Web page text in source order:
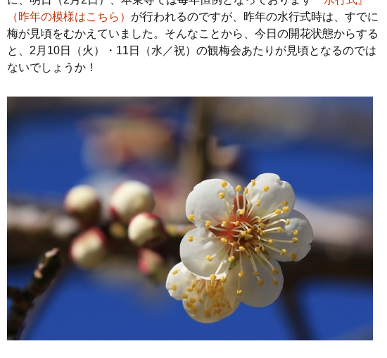
（昨年の模様はこちら） が行われるのですが、昨年の水行式時は、すでに
梅が見頃をむかえていました。そんなことから、今日の開花状態からする
と、2月10日（火）・11日（水／祝）の観梅会あたりが見頃となるのでは
ないでしょうか！